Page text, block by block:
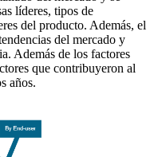
líderes, tipos de
del producto. Además, el
del mercado y
Además de los factores
que contribuyeron al
años.